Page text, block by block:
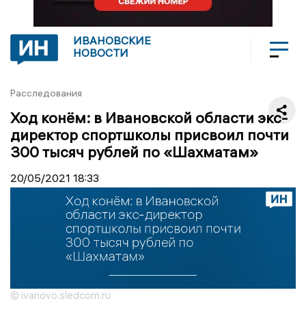
ИВАНОВСКИЕ
НОВОСТИ
Расследования
Ход конём: в Ивановской области экс-
директор спортшколы присвоил почти
300 тысяч рублей по «Шахматам»
20/05/2021 18:33
© ivanovo.sledcom.ru